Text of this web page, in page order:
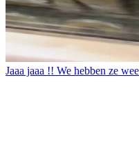
Jaaa jaaa !! We hebben ze